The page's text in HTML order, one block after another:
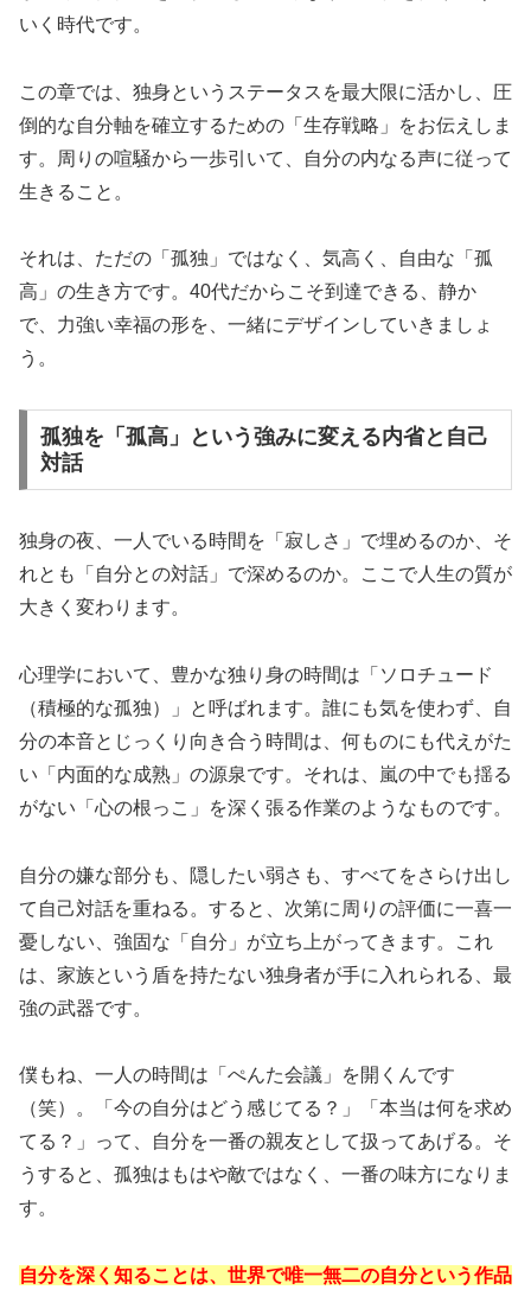
いく時代です。
この章では、独身というステータスを最大限に活かし、圧
倒的な自分軸を確立するための「生存戦略」をお伝えしま
す。周りの喧騒から一歩引いて、自分の内なる声に従って
生きること。
それは、ただの「孤独」ではなく、気高く、自由な「孤
高」の生き方です。40代だからこそ到達できる、静か
で、力強い幸福の形を、一緒にデザインしていきましょ
う。
孤独を「孤高」という強みに変える内省と自己
対話
独身の夜、一人でいる時間を「寂しさ」で埋めるのか、そ
れとも「自分との対話」で深めるのか。ここで人生の質が
大きく変わります。
心理学において、豊かな独り身の時間は「ソロチュード
（積極的な孤独）」と呼ばれます。誰にも気を使わず、自
分の本音とじっくり向き合う時間は、何ものにも代えがた
い「内面的な成熟」の源泉です。それは、
嵐の中でも揺る
がない「心の根っこ」を深く張る作業のようなものです。
自分の嫌な部分も、隠したい弱さも、すべてをさらけ出し
て自己対話を重ねる。すると、次第に周りの評価に一喜一
憂しない、強固な「自分」が立ち上がってきます。これ
は、家族という盾を持たない独身者が手に入れられる、最
強の武器です。
僕もね、一人の時間は「ぺんた会議」を開くんです
（笑）。「今の自分はどう感じてる？」「本当は何を求め
てる？」って、自分を一番の親友として扱ってあげる。そ
うすると、孤独はもはや敵ではなく、一番の味方になりま
す。
自分を深く知ることは、世界で唯一無二の自分という作品